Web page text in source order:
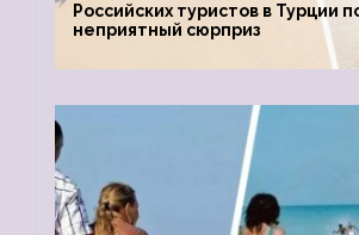
Российских туристов в Турции
неприятный сюрприз